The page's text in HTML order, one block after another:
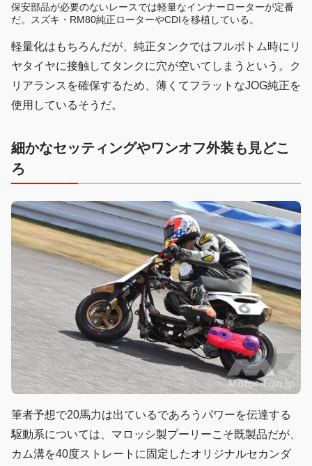
保安部品が必要のないレースでは軽量なインナーローターが定番
だ。スズキ・RM80純正ローターやCDIを移植している。
軽量化はもちろんだが、純正タンクではフルボトム時にリ
ヤタイヤに接触してタンクに穴が空いてしまうという。ク
リアランスを確保するため、薄くてフラットなJOG純正を
使用しているそうだ。
細かなセッティングやワンオフ外装も見どこ
ろ
筆者予想で20馬力は出ているであろうパワーを伝達する
駆動系については、マロッシ製プーリーこそ既製品だが、
カム溝を40度ストレートに固定したオリジナルセカンダ